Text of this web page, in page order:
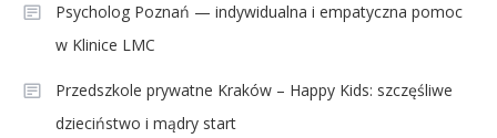
Psycholog Poznań — indywidualna i empatyczna pomoc
w Klinice LMC
Przedszkole prywatne Kraków – Happy Kids: szczęśliwe
dzieciństwo i mądry start